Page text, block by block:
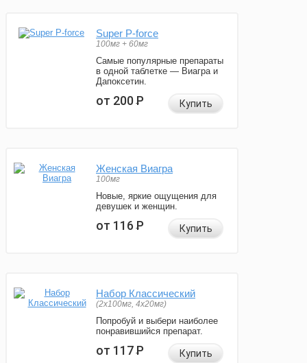
Super P-force
100мг + 60мг
Самые популярные препараты
в одной таблетке — Виагра и
Дапоксетин.
от 200Р Купить
Женская Виагра
100мг
Новые, яркие ощущения для
девушек и женщин.
от 116Р Купить
Набор Классический
(2x100мг, 4x20мг)
Попробуй и выбери наиболее
понравившийся препарат.
от 117Р Купить